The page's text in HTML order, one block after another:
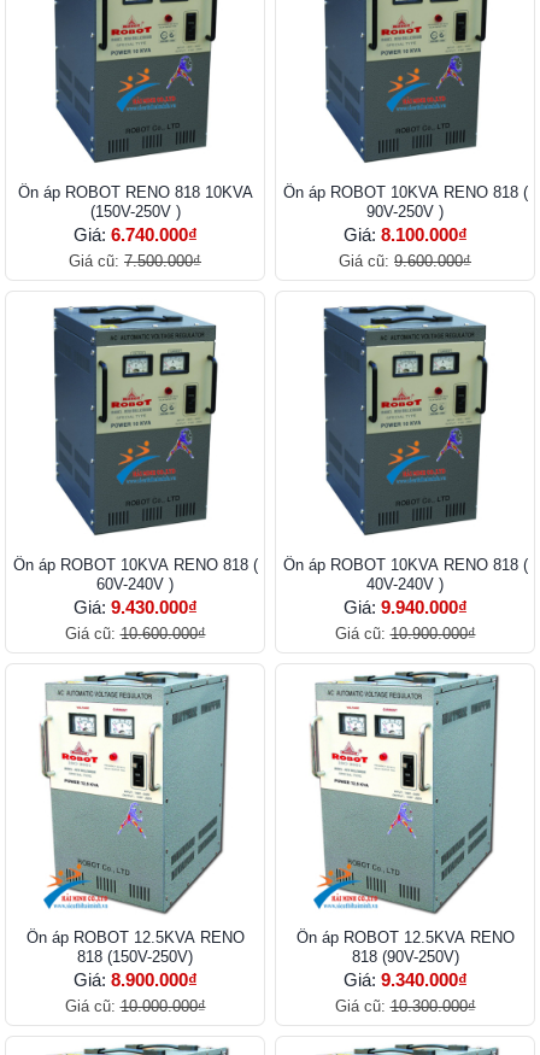
Ổn áp ROBOT RENO 818 10KVA
(150V-250V )
Giá: 6.740.000₫
Giá cũ: 7.500.000₫
Ổn áp ROBOT 10KVA RENO 818 (
90V-250V )
Giá: 8.100.000₫
Giá cũ: 9.600.000₫
Ổn áp ROBOT 10KVA RENO 818 (
60V-240V )
Giá: 9.430.000₫
Giá cũ:10.600.000₫
Ổn áp ROBOT 10KVA RENO 818 (
40V-240V )
Giá: 9.940.000₫
Giá cũ:10.900.000₫
Ổn áp ROBOT 12.5KVA RENO
818 (150V-250V)
Giá: 8.900.000₫
Giá cũ:10.000.000₫
Ổn áp ROBOT 12.5KVA RENO
818 (90V-250V)
Giá: 9.340.000₫
Giá cũ:10.300.000₫